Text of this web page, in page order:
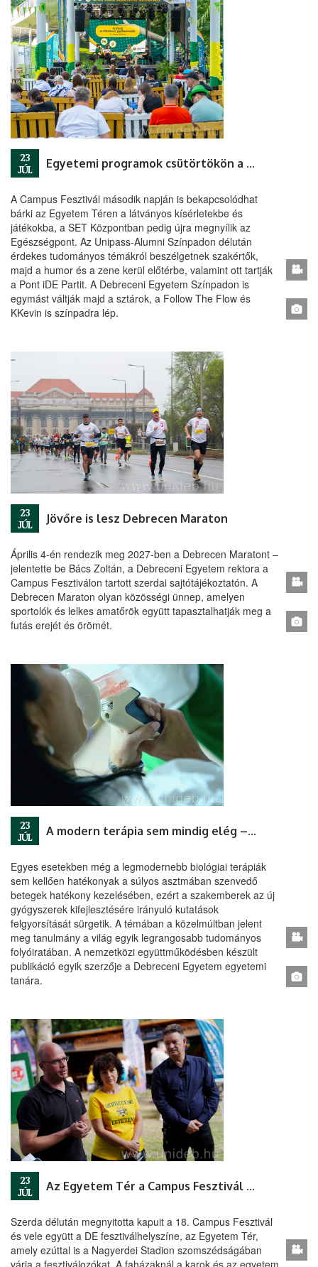
23
JÚL
Egyetemi programok csütörtökön a Campuson
A Campus Fesztivál második napján is bekapcsolódhat
bárki az Egyetem Téren a látványos kísérletekbe és
játékokba, a SET Központban pedig újra megnyílik az
Egészségpont. Az Unipass-Alumni Színpadon délután
érdekes tudományos témákról beszélgetnek szakértők,
majd a humor és a zene kerül előtérbe, valamint ott tartják
a Pont iDE Partit. A Debreceni Egyetem Színpadon is
egymást váltják majd a sztárok, a Follow The Flow és
KKevin is színpadra lép.
23
JÚL
Jövőre is lesz Debrecen Maraton
Április 4-én rendezik meg 2027-ben a Debrecen Maratont –
jelentette be Bács Zoltán, a Debreceni Egyetem rektora a
Campus Fesztiválon tartott szerdai sajtótájékoztatón. A
Debrecen Maraton olyan közösségi ünnep, amelyen
sportolók és lelkes amatőrök együtt tapasztalhatják meg a
futás erejét és örömét.
23
JÚL
A modern terápia sem mindig elég – új ajánlások az asztma kezelésében
Egyes esetekben még a legmodernebb biológiai terápiák
sem kellően hatékonyak a súlyos asztmában szenvedő
betegek hatékony kezelésében, ezért a szakemberek az új
gyógyszerek kifejlesztésére irányuló kutatások
felgyorsítását sürgetik. A témában a közelmúltban jelent
meg tanulmány a világ egyik legrangosabb tudományos
folyóiratában. A nemzetközi együttműködésben készült
publikáció egyik szerzője a Debreceni Egyetem egyetemi
tanára.
23
JÚL
Az Egyetem Tér a Campus Fesztivál szellemi bázisa
Szerda délután megnyitotta kapuit a 18. Campus Fesztivál
és vele együtt a DE fesztiválhelyszíne, az Egyetem Tér,
amely ezúttal is a Nagyerdei Stadion szomszédságában
várja a fesztiválozókat. A faházaknál a karok és az egyetem